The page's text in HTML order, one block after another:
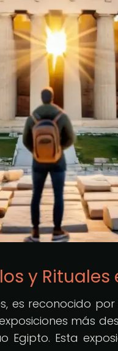
y
es reconocido
más
Egipto. Esta